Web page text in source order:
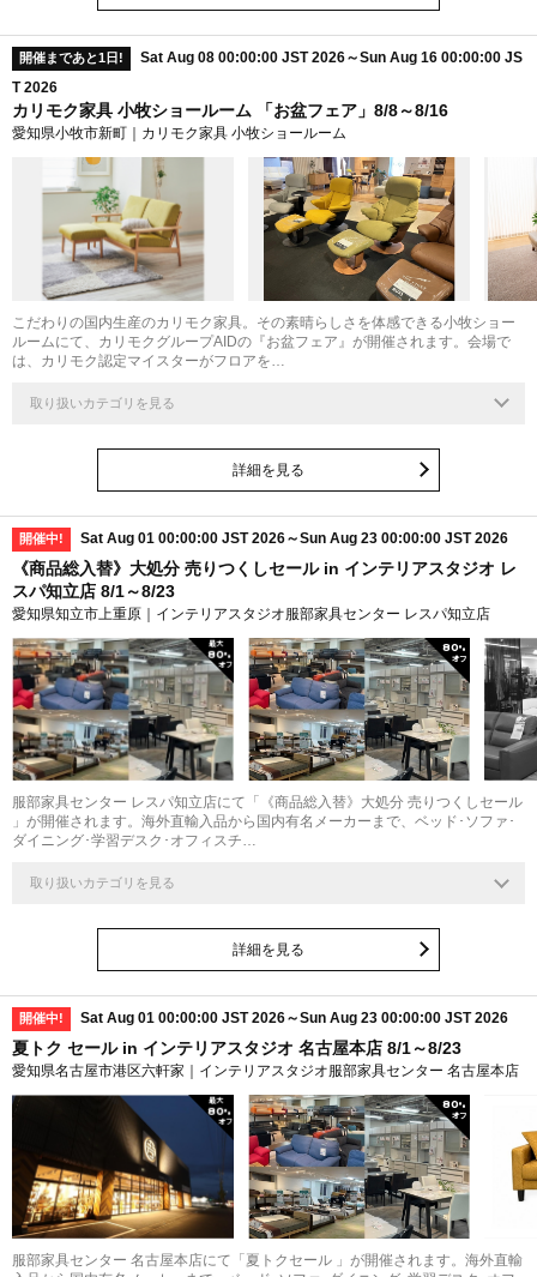
開催まであと1日!
Sat Aug 08 00:00:00 JST 2026～Sun Aug 16 00:00:00 JS
T 2026
カリモク家具 小牧ショールーム 「お盆フェア」8/8～8/16
愛知県小牧市新町｜カリモク家具 小牧ショールーム
こだわりの国内生産のカリモク家具。その素晴らしさを体感できる小牧ショー
ルームにて、カリモクグループAIDの『お盆フェア』が開催されます。会場で
は、カリモク認定マイスターがフロアを…
取り扱いカテゴリを見る
詳細を見る
開催中! Sat Aug 01 00:00:00 JST 2026～Sun Aug 23 00:00:00 JST 2026
《商品総入替》大処分 売りつくしセール in インテリアスタジオ レ
スパ知立店 8/1～8/23
愛知県知立市上重原｜インテリアスタジオ服部家具センター レスパ知立店
最大
80%
80%
服部家具センター レスパ知立店にて「《商品総入替》大処分 売りつくしセール
」が開催されます。海外直輸入品から国内有名メーカーまで、ベッド･ソファ･
ダイニング･学習デスク･オフィスチ…
取り扱いカテゴリを見る
詳細を見る
開催中! Sat Aug 01 00:00:00 JST 2026～Sun Aug 23 00:00:00 JST 2026
夏トク セール in インテリアスタジオ 名古屋本店 8/1～8/23
愛知県名古屋市港区六軒家｜インテリアスタジオ服部家具センター 名古屋本店
最大
80%
80%
服部家具センター 名古屋本店にて「夏トクセール 」が開催されます。海外直輸